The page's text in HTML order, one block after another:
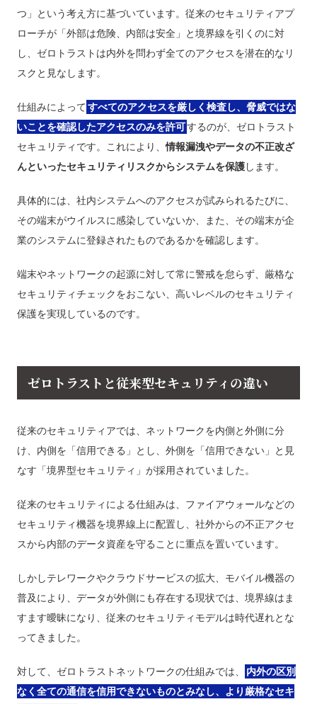
つ」という考え方に基づいています。従来のセキュリティアプ
ローチが「外部は危険、内部は安全」と境界線を引くのに対
し、ゼロトラストは内外を問わず全てのアクセスを潜在的なリ
スクと見なします。
仕組みによってすべてのアクセスを厳しく検査し、脅威ではな
いことを確認したアクセスのみを許可するのが、ゼロトラスト
セキュリティです。これにより、情報漏洩やデータの不正改ざ
んといったセキュリティリスクからシステムを保護します。
具体的には、社内システムへのアクセスが試みられるたびに、
その端末がウイルスに感染していないか、また、その端末が企
業のシステムに登録されたものであるかを確認します。
端末やネットワークの起源に対して常に警戒を怠らず、厳格な
セキュリティチェックをおこない、高いレベルのセキュリティ
保護を実現しているのです。
ゼロトラストと従来型セキュリティの違い
従来のセキュリティアでは、ネットワークを内側と外側に分
け、内側を「信用できる」とし、外側を「信用できない」と見
なす「境界型セキュリティ」が採用されていました。
従来のセキュリティによる仕組みは、ファイアウォールなどの
セキュリティ機器を境界線上に配置し、社外からの不正アクセ
スから内部のデータ資産を守ることに重点を置いています。
しかしテレワークやクラウドサービスの拡大、モバイル機器の
普及により、データが外側にも存在する現状では、境界線はま
すます曖昧になり、従来のセキュリティモデルは時代遅れとな
ってきました。
対して、ゼロトラストネットワークの仕組みでは、
内外の区別
なく全ての通信を信用できないものとみなし、より厳格なセキ